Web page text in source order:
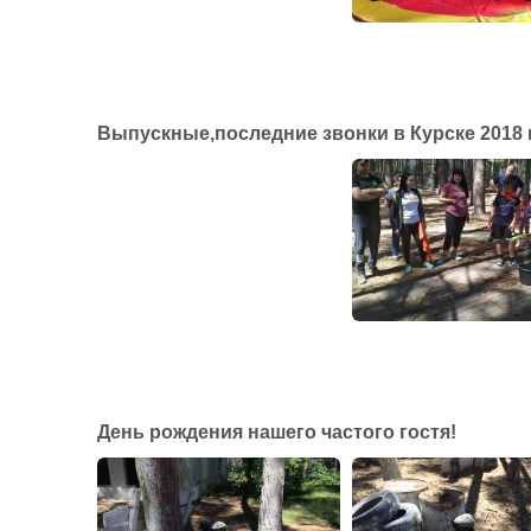
Выпускные,последние звонки в Курске 2018
День рождения нашего частого гостя!